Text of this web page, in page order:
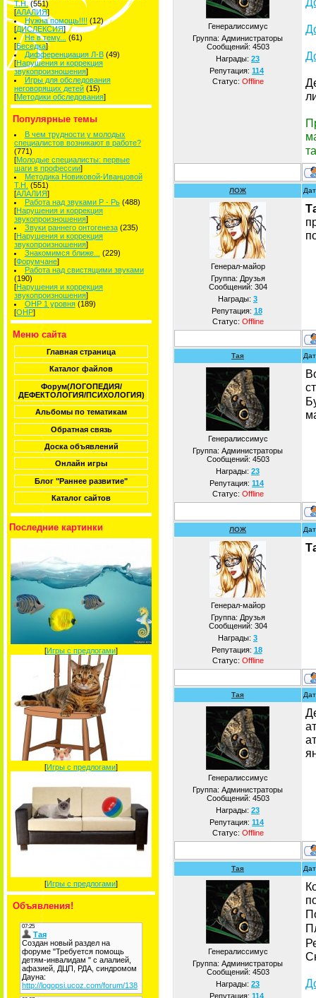
Т.Н. (551)
[АЛАЛИЯ]
Нужна помощь!!!! (12)
[ДИСЛЕКСИЯ]
Не в тему...
(61)
[Беседка]
Дифференциация Л-В (49)
[Нарушения и коррекция
звукопроизношения]
Игры для обследования
неговорящих детей (15)
[Методики обследования]
Популярные темы
В чем трудности у молодых
специалистов возникают в работе?
(771)
[Молодые специалисты: первые
шаги в профессии]
Методика Новиковой-Иванцовой
Т.Н. (551)
[АЛАЛИЯ]
Работа над звуками Р - Рь (488)
[Нарушения и коррекция
звукопроизношения]
Звуки раннего онтогенеза (235)
[Нарушения и коррекция
звукопроизношения]
Знакомимся ближе...
(229)
[Форумчане]
Работа над свистящими звуками
(190)
[Нарушения и коррекция
звукопроизношения]
ОНР 1 уровня (189)
[ОНР]
Меню сайта
Главная страница
Каталог файлов
Форум(ЛОГОПЕДИЯ/
ДЕФЕКТОЛОГИЯ/ПСИХОЛОГИЯ)
Альбомы по тематикам
Обратная связь
Доска объявлений
Онлайн игры
Блог "Раннее развитие"
Каталог сайтов
Последние картинки
[Игры с предлогами]
[Игры с предлогами]
[Игры с предлогами]
Объявления!
Генералиссимус
Группа: Администраторы
Сообщений: 4503
Награды: 23
Репутация: 114
Статус: Offline
ЛОЖ
Генерал-майор
Группа: Друзья
Сообщений: 304
Награды: 3
Репутация: 18
Статус: Offline
Тая
Генералиссимус
Группа: Администраторы
Сообщений: 4503
Награды: 23
Репутация: 114
Статус: Offline
ЛОЖ
Генерал-майор
Группа: Друзья
Сообщений: 304
Награды: 3
Репутация: 18
Статус: Offline
Тая
Генералиссимус
Группа: Администраторы
Сообщений: 4503
Награды: 23
Репутация: 114
Статус: Offline
Тая
Генералиссимус
Группа: Администраторы
Сообщений: 4503
Награды: 23
Репутация: 114